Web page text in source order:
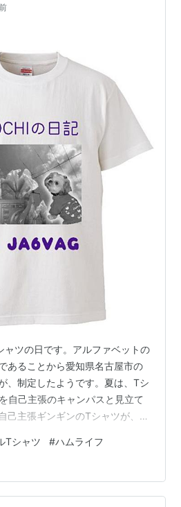
創味シャンタン、料理酒）水溶
くサッと入れられるように前準
ツの日です。アルファベットの
あることから愛知県名古屋市の
、制定したようです。夏は、Tシ
自己主張のキャンパスと見立て
己主張ギンギンのTシャツが、出
のが難点であります。以前オー
ンで一部が剝がれてしまいまし
に期待したいものです。この夏
に楽しもうよハムライフ ! !
Tシャツ #ハムライフ